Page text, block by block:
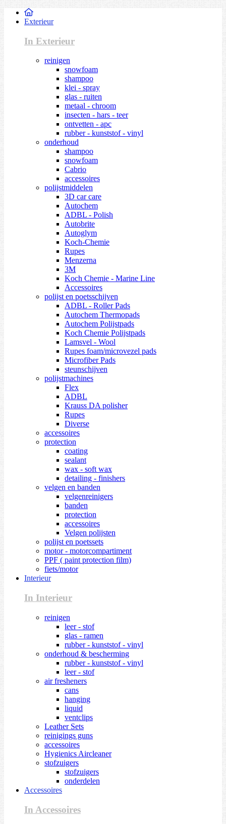
Exterieur
In Exterieur
reinigen
snowfoam
shampoo
klei - spray
glas - ruiten
metaal - chroom
insecten - hars - teer
ontvetten - apc
rubber - kunststof - vinyl
onderhoud
shampoo
snowfoam
Cabrio
accessoires
polijstmiddelen
3D car care
Autochem
ADBL - Polish
Autobrite
Autoglym
Koch-Chemie
Rupes
Menzerna
3M
Koch Chemie - Marine Line
Accessoires
polijst en poetsschijven
ADBL - Roller Pads
Autochem Thermopads
Autochem Polijstpads
Koch Chemie Polijstpads
Lamsvel - Wool
Rupes foam/microvezel pads
Microfiber Pads
steunschijven
polijstmachines
Flex
ADBL
Krauss DA polisher
Rupes
Diverse
accessoires
protection
coating
sealant
wax - soft wax
detailing - finishers
velgen en banden
velgenreinigers
banden
protection
accessoires
Velgen polijsten
polijst en poetssets
motor - motorcompartiment
PPF ( paint protection film)
fiets/motor
Interieur
In Interieur
reinigen
leer - stof
glas - ramen
rubber - kunststof - vinyl
onderhoud & bescherming
rubber - kunststof - vinyl
leer - stof
air fresheners
cans
hanging
liquid
ventclips
Leather Sets
reinigings guns
accessoires
Hygienics Aircleaner
stofzuigers
stofzuigers
onderdelen
Accessoires
In Accessoires